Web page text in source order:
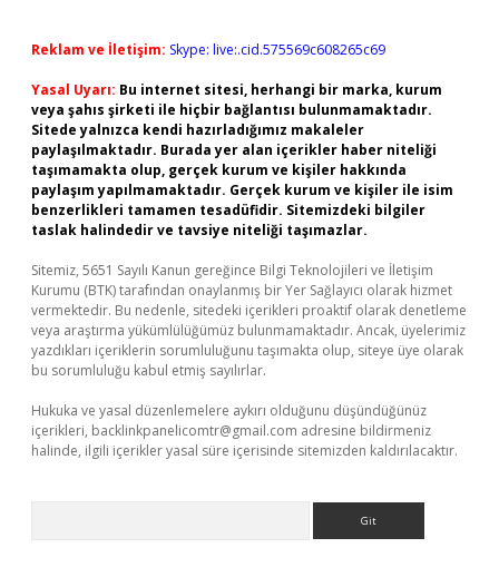
Reklam ve İletişim: Skype: live:.cid.575569c608265c69
Yasal Uyarı: Bu internet sitesi, herhangi bir marka, kurum
veya şahıs şirketi ile hiçbir bağlantısı bulunmamaktadır.
Sitede yalnızca kendi hazırladığımız makaleler
paylaşılmaktadır. Burada yer alan içerikler haber niteliği
taşımamakta olup, gerçek kurum ve kişiler hakkında
paylaşım yapılmamaktadır. Gerçek kurum ve kişiler ile isim
benzerlikleri tamamen tesadüfidir. Sitemizdeki bilgiler
taslak halindedir ve tavsiye niteliği taşımazlar.
Sitemiz, 5651 Sayılı Kanun gereğince Bilgi Teknolojileri ve İletişim
Kurumu (BTK) tarafından onaylanmış bir Yer Sağlayıcı olarak hizmet
vermektedir. Bu nedenle, sitedeki içerikleri proaktif olarak denetleme
veya araştırma yükümlülüğümüz bulunmamaktadır. Ancak, üyelerimiz
yazdıkları içeriklerin sorumluluğunu taşımakta olup, siteye üye olarak
bu sorumluluğu kabul etmiş sayılırlar.
Hukuka ve yasal düzenlemelere aykırı olduğunu düşündüğünüz
içerikleri, backlinkpanelicomtr@gmail.com adresine bildirmeniz
halinde, ilgili içerikler yasal süre içerisinde sitemizden kaldırılacaktır.